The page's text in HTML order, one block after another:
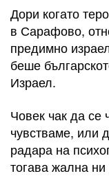
Дори когато
в Сарафово,
предимно
беше
Израел.
Човек чак да се
чувстваме, или
радара на
тогава жална